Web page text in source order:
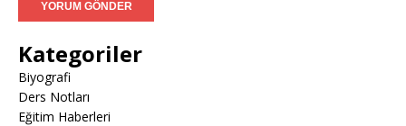
Kategoriler
Biyografi
Ders Notları
Eğitim Haberleri